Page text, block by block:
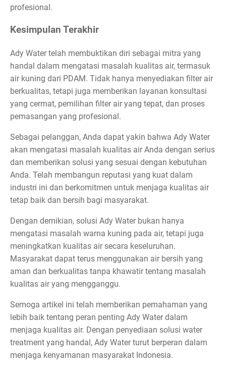
profesional.
Kesimpulan Terakhir
Ady Water telah membuktikan diri sebagai mitra yang
handal dalam mengatasi masalah kualitas air, termasuk
air kuning dari PDAM. Tidak hanya menyediakan filter air
berkualitas, tetapi juga memberikan layanan konsultasi
yang cermat, pemilihan filter air yang tepat, dan proses
pemasangan yang profesional.
Sebagai pelanggan, Anda dapat yakin bahwa Ady Water
akan mengatasi masalah kualitas air Anda dengan serius
dan memberikan solusi yang sesuai dengan kebutuhan
Anda. Telah membangun reputasi yang kuat dalam
industri ini dan berkomitmen untuk menjaga kualitas air
tetap baik dan bersih bagi masyarakat.
Dengan demikian, solusi Ady Water bukan hanya
mengatasi masalah warna kuning pada air, tetapi juga
meningkatkan kualitas air secara keseluruhan.
Masyarakat dapat terus menggunakan air bersih yang
aman dan berkualitas tanpa khawatir tentang masalah
kualitas air yang mengganggu.
Semoga artikel ini telah memberikan pemahaman yang
lebih baik tentang peran penting Ady Water dalam
menjaga kualitas air. Dengan penyediaan solusi water
treatment yang handal, Ady Water turut berperan dalam
menjaga kenyamanan masyarakat Indonesia.